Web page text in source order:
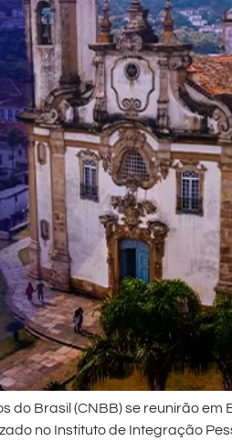
do Brasil (CNBB) se reunirão em
no Instituto de Integração